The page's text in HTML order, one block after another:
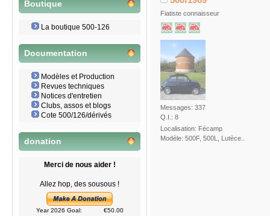
Boutique
La boutique 500-126
Documentation
Modèles et Production
Revues techniques
Notices d'entretien
Clubs, assos et blogs
Cote 500/126/dérivés
donation
Merci de nous aider !
Allez hop, des sousous !
Year 2026 Goal:
€50.00
Fiatiste connaisseur
Messages: 337
Q.I.: 8
Localisation: Fécamp
Modèle: 500F, 500L, Lutèce..